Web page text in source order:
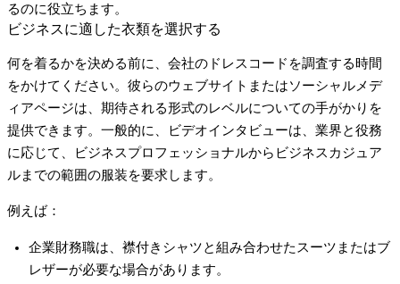
るのに役立ちます。
ビジネスに適した衣類を選択する
何を着るかを決める前に、会社のドレスコードを調査する時間
をかけてください。彼らのウェブサイトまたはソーシャルメデ
ィアページは、期待される形式のレベルについての手がかりを
提供できます。一般的に、ビデオインタビューは、業界と役務
に応じて、ビジネスプロフェッショナルからビジネスカジュア
ルまでの範囲の服装を要求します。
例えば：
企業財務職は、襟付きシャツと組み合わせたスーツまたはブ
レザーが必要な場合があります。